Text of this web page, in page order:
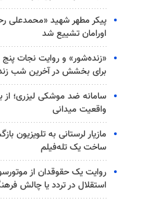
پیکر مطهر شهید «محمدعلی
اورامان تشییع شد
«زنده‌شور» و روایت نجات
برای بخشش در آخرین شب
سامانه ضد موشکی لیزری؛ از
واقعیت میدانی
مازیار لرستانی به تلویزیون
ساخت یک تله‌فیلم
روایت یک حقوقدان از
استقلال در تردد یا چالش